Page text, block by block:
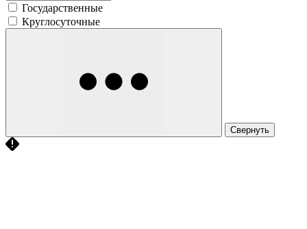
Государственные
Круглосуточные
Свернуть